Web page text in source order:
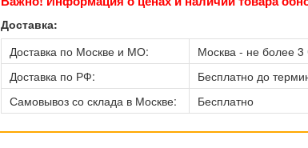
Доставка:
Доставка по Москве и МО:
Москва - не более 3
Доставка по РФ:
Бесплатно до
Самовывоз со склада в Москве:
Бесплатно